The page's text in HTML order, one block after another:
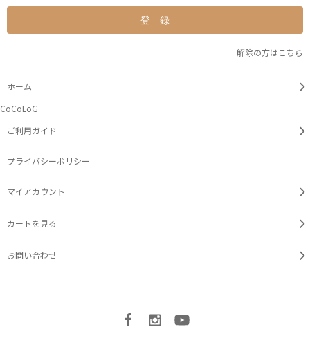
解除の方はこちら
ホーム
CoCoLoG
ご利用ガイド
プライバシーポリシー
マイアカウント
カートを見る
お問い合わせ